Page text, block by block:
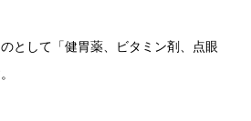
として「健胃薬、ビタミン剤、点眼